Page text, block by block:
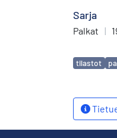
Sarja
Palkat |
tilastot